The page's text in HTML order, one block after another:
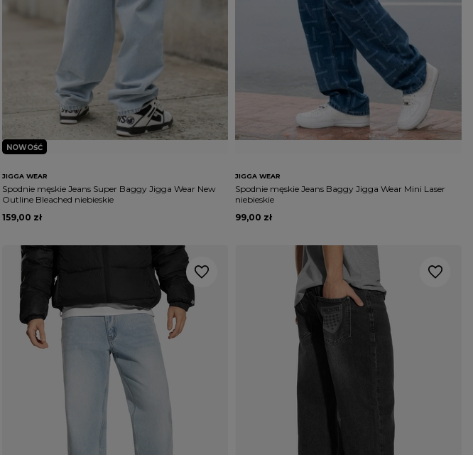
NOWOŚĆ
JIGGA WEAR
Spodnie męskie Jeans Super Baggy Jigga Wear New
Outline Bleached niebieskie
159,00 zł
JIGGA WEAR
Spodnie męskie Jeans Baggy Jigga Wear Mini Laser
niebieskie
99,00 zł